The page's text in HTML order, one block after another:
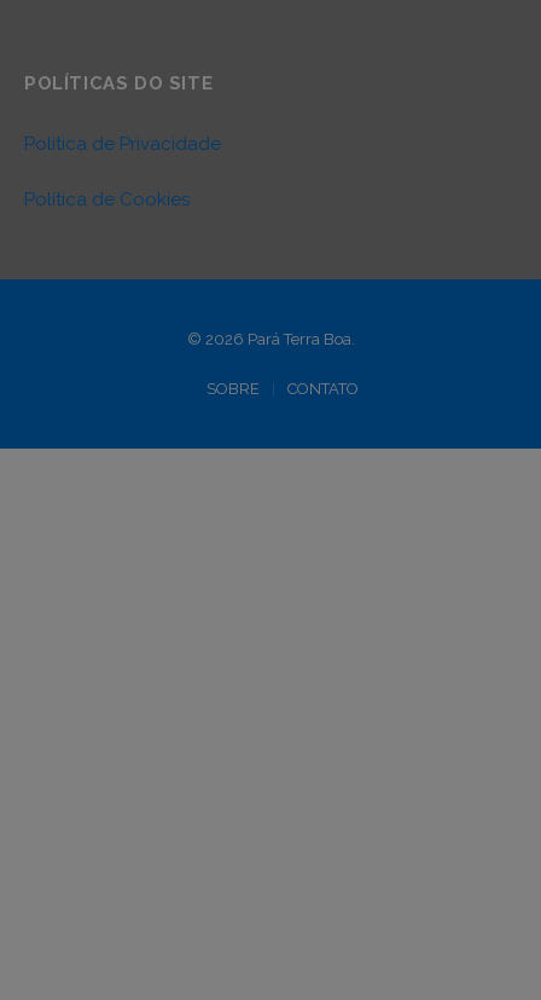
POLÍTICAS DO SITE
Política de Privacidade
Política de Cookies
© 2026 Pará Terra Boa.
SOBRE CONTATO